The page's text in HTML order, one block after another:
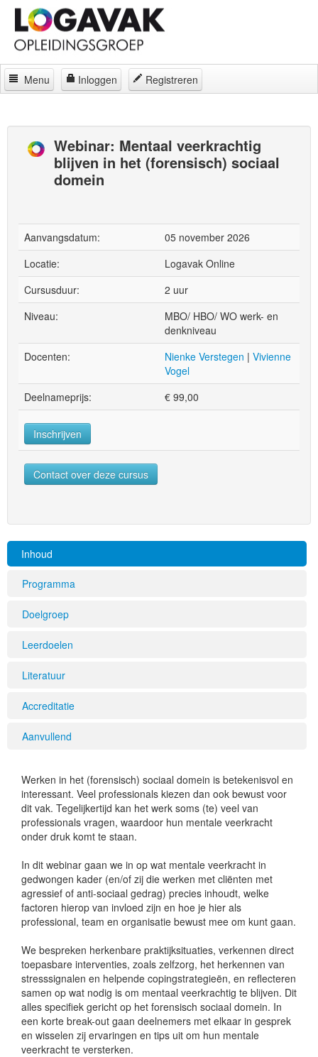
Menu Inloggen
Registreren
Curatorium
Regelingen
Contact
Over
Webinar: Mentaal veerkrachtig
blijven in het (forensisch) sociaal
domein
Aanvangsdatum:
05 november 2026
Locatie:
Logavak Online
Cursusduur:
2 uur
Niveau:
MBO/ HBO/ WO werk- en
denkniveau
Docenten:
Nienke Verstegen | Vivienne
Vogel
Deelnameprijs:
€ 99,00
Inschrijven
Contact over deze cursus
Inhoud
Programma
Doelgroep
Leerdoelen
Literatuur
Accreditatie
Aanvullend
Werken in het (forensisch) sociaal domein is betekenisvol en
interessant. Veel professionals kiezen dan ook bewust voor
dit vak. Tegelijkertijd kan het werk soms (te) veel van
professionals vragen, waardoor hun mentale veerkracht
onder druk komt te staan.
In dit webinar gaan we in op wat mentale veerkracht in
gedwongen kader (en/of zij die werken met cliënten met
agressief of anti-sociaal gedrag) precies inhoudt, welke
factoren hierop van invloed zijn en hoe je hier als
professional, team en organisatie bewust mee om kunt gaan.
We bespreken herkenbare praktijksituaties, verkennen direct
toepasbare interventies, zoals zelfzorg, het herkennen van
stresssignalen en helpende copingstrategieën, en reflecteren
samen op wat nodig is om mentaal veerkrachtig te blijven. Dit
alles specifiek gericht op het forensisch sociaal domein. In
een korte break-out gaan deelnemers met elkaar in gesprek
en wisselen zij ervaringen en tips uit om hun mentale
veerkracht te versterken.